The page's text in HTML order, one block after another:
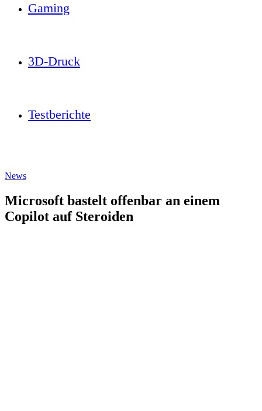
Gaming
3D-Druck
Testberichte
News
Microsoft bastelt offenbar an einem
Copilot auf Steroiden